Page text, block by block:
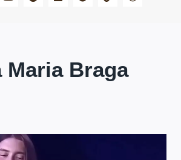
Maria Braga